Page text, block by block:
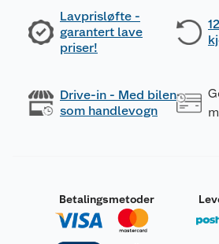
Lavprisløfte -
garantert lave
priser!
Drive-in - Med bilen
som handlevogn
Betalingsmetoder